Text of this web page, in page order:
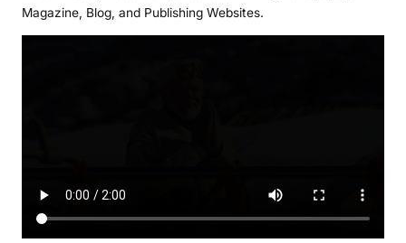
Magazine, Blog, and Publishing Websites.